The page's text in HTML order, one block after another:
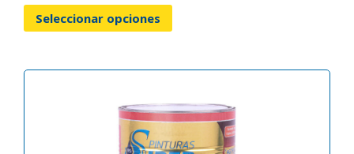
Seleccionar opciones